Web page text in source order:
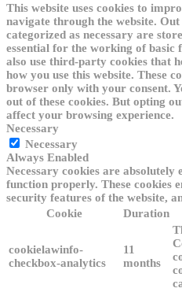
This website uses cookies to
navigate through the website.
categorized as necessary are
essential for the working of basic
also use third-party cookies that
how you use this website. These
browser only with your consent.
out of these cookies. But opting
affect your browsing experience.
Necessary
Necessary
Always Enabled
Necessary cookies are absolutely
function properly. These cookies
security features of the website,
Cookie
Duration
cookielawinfo-
checkbox-analytics
11
months